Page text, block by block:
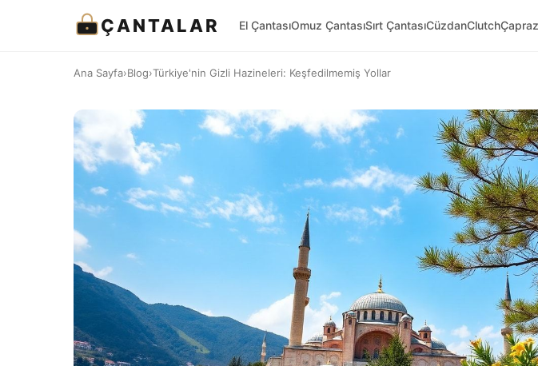
ÇANTALAR El ÇantasıOmuz ÇantasıSırt ÇantasıCüzdanClutch
Ana Sayfa›Blog›Türkiye'nin Gizli Hazineleri: Keşfedilmemiş Yollar